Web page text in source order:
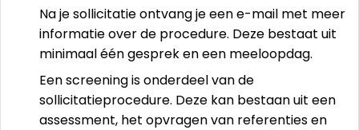
Na je sollicitatie ontvang je een e-mail met meer
informatie over de procedure. Deze bestaat uit
minimaal één gesprek en een meeloopdag.
Een screening is onderdeel van de
sollicitatieprocedure. Deze kan bestaan uit een
assessment, het opvragen van referenties en